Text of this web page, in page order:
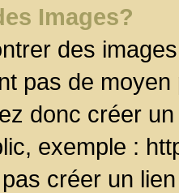
Images?
des
pas de
donc créer
exemple :
créer un